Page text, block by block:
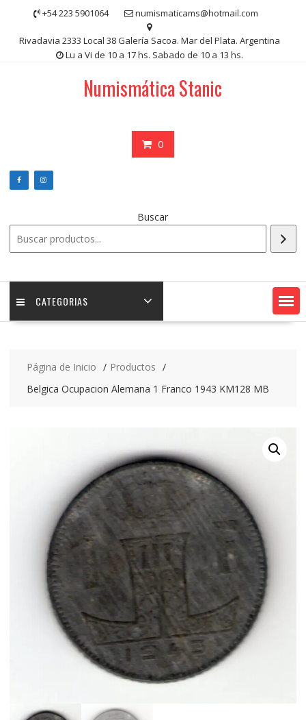
contenido
+54 223 5901064 numismaticams@hotmail.com
Rivadavia 2333 Local 38 Galería Sacoa. Mar del Plata. Argentina
Lu a Vi de 10 a 17 hs. Sabado de 10 a 13 hs.
Numismática Stanic
0
Buscar
CATEGORIAS
Página de Inicio
Productos
Belgica Ocupacion Alemana 1 Franco 1943 KM128 MB